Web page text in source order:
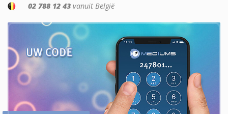
02 788 12 43 vanuit België